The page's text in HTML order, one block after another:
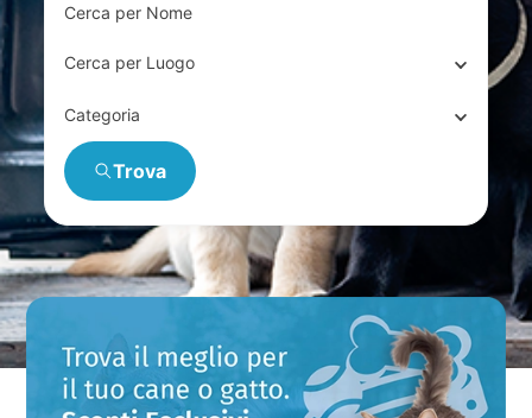
Cerca per Nome
Cerca per Luogo
Categoria
Trova